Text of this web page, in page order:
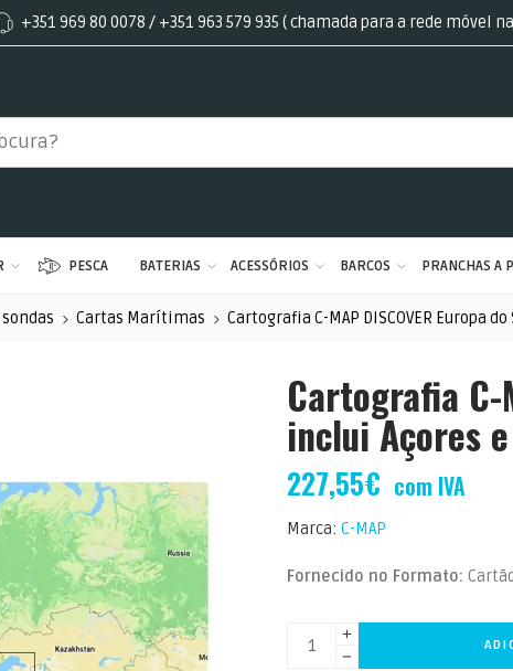
+351 969 80 0078 / +351 963 579 935 ( chamada para a rede móvel
PESCA BATERIAS ACESSÓRIOS BARCOS PRANCHAS A
Cartas Marítimas Cartografia C-MAP DISCOVER Europa
Cartografia C-
inclui Açores
227,55€ com IVA
Marca: C-MAP
Fornecido no Formato: